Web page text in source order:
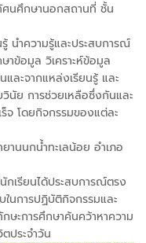
ศนศึกษานอกสถานที่ ชั้น
นำความรู้และประสบการณ์
ษาข้อมูล วิเคราะห์ข้อมูล
ะจากแหล่งเรียนรู้ และ
นัย การช่วยเหลือซึ่งกันและ
จ โดยกิจกรรมของแต่ละ
านนกน้ำทะเลน้อย อำเภอ
กเรียนได้ประสบการณ์ตรง
นการปฏิบัติกิจกรรมและ
ษะการศึกษาค้นคว้าหาความ
ประจำวัน